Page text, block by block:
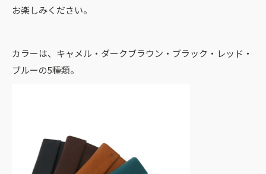
お楽しみください。
カラーは、キャメル・ダークブラウン・ブラック・レッド・
ブルーの5種類。